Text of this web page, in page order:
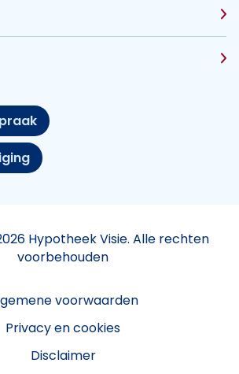
Hypotheek Visie. Alle rechten
voorbehouden
voorwaarden
Privacy en cookies
Disclaimer